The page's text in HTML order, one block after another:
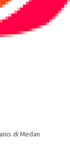
di Medan